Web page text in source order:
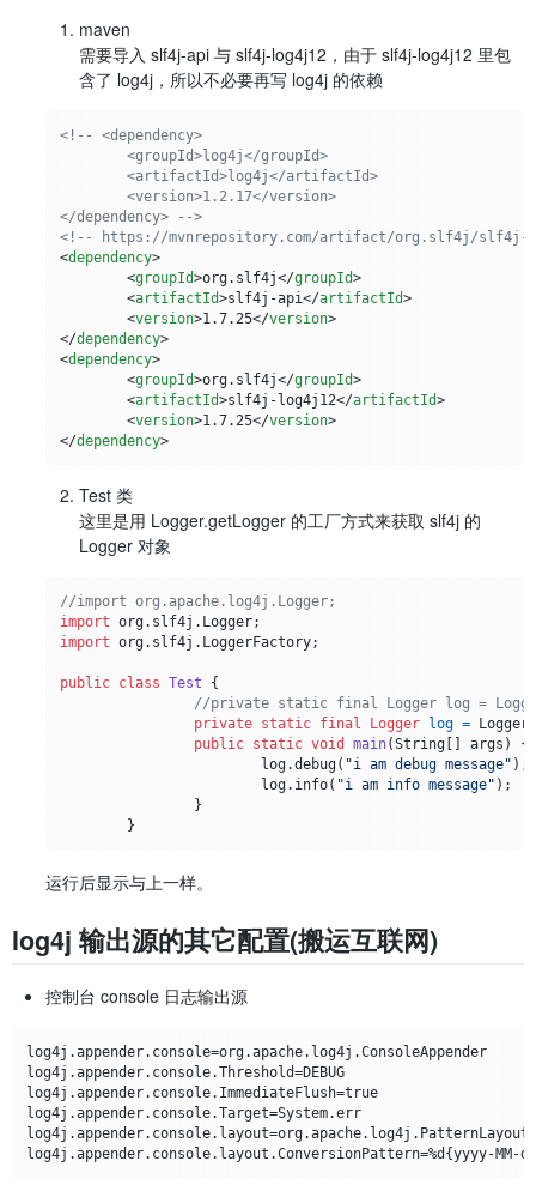
maven
需要导入 slf4j-api 与 slf4j-log4j12，由于 slf4j-log4j12 里包
含了 log4j，所以不必要再写 log4j 的依赖
<!-- <dependency>
</dependency> -->
<!-- https://mvnrepository.com/artifact/org.slf4j/slf4j-
<dependency>
<groupId>org.slf4j</groupId>
<artifactId>slf4j-api</artifactId>
<version>1.7.25</version>
</dependency>
<dependency>
<groupId>org.slf4j</groupId>
<artifactId>slf4j-log4j12</artifactId>
<version>1.7.25</version>
</dependency>
Test 类
这里是用 Logger.getLogger 的工厂方式来获取 slf4j 的
Logger 对象
//import org.apache.log4j.Logger;
import
import org.slf4j.LoggerFactory;
public class Test {
//private static final Logger log =
private static final Logger log =
public static void main(String[] args)
{
			log.debug(
"i am debug message" );
			log.info(
"i am info message" );
运行后显示与上一样。
log4j 输出源的其它配置(搬运互联网)
控制台 console 日志输出源
log4j.appender.console=org.apache.log4j.ConsoleAppender
log4j.appender.console.Threshold=DEBUG
log4j.appender.console.ImmediateFlush=true
log4j.appender.console.Target=System.err
log4j.appender.console.layout=org.apache.log4j.PatternLayout